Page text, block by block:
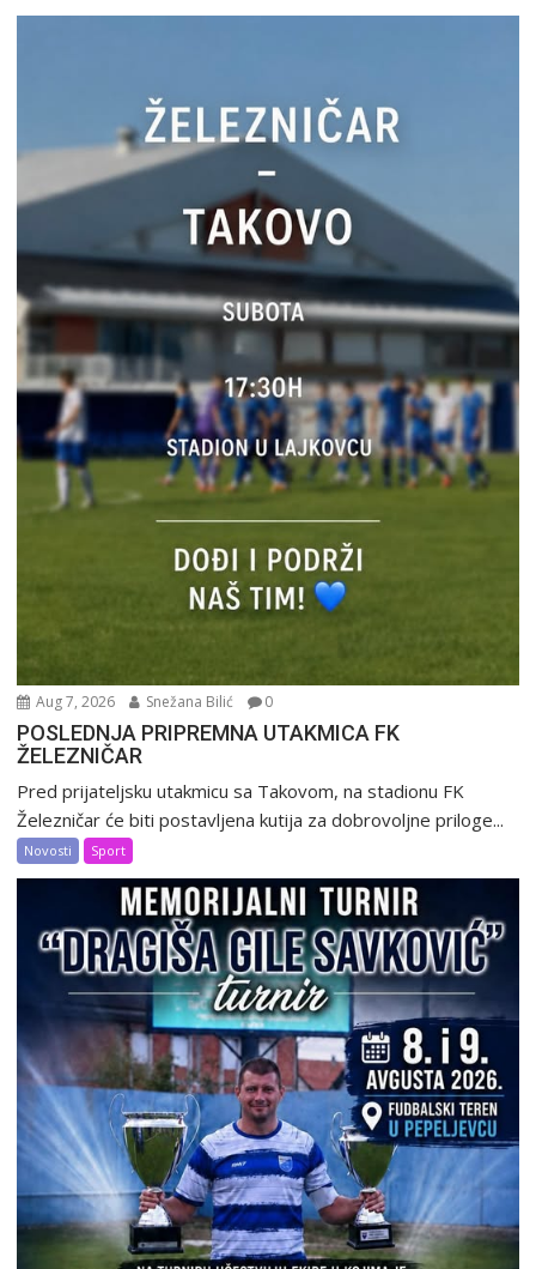
Aug 7, 2026 Snežana Bilić 0
POSLEDNJA PRIPREMNA UTAKMICA FK
ŽELEZNIČAR
Pred prijateljsku utakmicu sa Takovom, na stadionu FK
Železničar će biti postavljena kutija za dobrovoljne priloge...
Novosti Sport